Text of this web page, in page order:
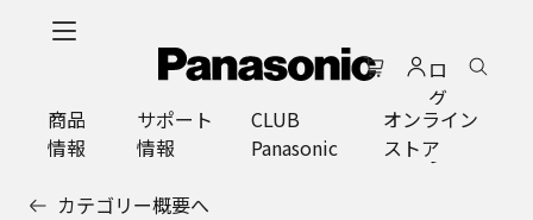
ロ
グ
イ
ン
商品
情報
サポート
情報
CLUB
Panasonic
オンライン
ストア
カテゴリー概要へ